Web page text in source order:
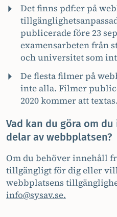
Det finns pdf:er på
publicerade före 23
examensarbeten från
och universitet som
De flesta filmer på
inte alla. Filmer
2020 kommer att textas.
Vad kan du göra om
delar av webbplatsen?
Om du behöver innehåll
tillgängligt för dig eller
webbplatsens
info@sysav.se.